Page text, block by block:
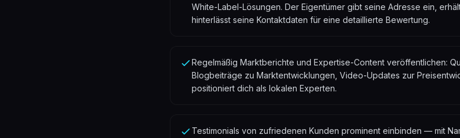
White-Label-Lösungen. Der Eigentümer gibt seine Adresse ein,
hinterlässt seine Kontaktdaten für eine detaillierte Bewertung.
Regelmäßig Marktberichte und Expertise-Content veröffentlichen:
Blogbeiträge zu Marktentwicklungen, Video-Updates zur
positioniert dich als lokalen Experten.
Testimonials von zufriedenen Kunden prominent einbinden — mit